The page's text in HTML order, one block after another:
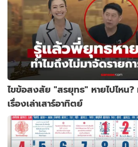
ไขข้อสงสัย "สรยุทธ" หายไปไหน?
เรื่องเล่าเสาร์อาทิตย์